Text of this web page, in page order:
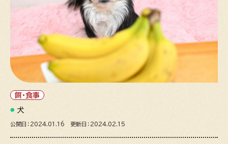
餌・食事
犬
公開日：2024.01.16 更新日：2024.02.15